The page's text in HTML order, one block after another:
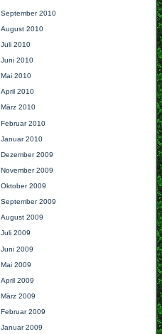
September 2010
August 2010
Juli 2010
Juni 2010
Mai 2010
April 2010
März 2010
Februar 2010
Januar 2010
Dezember 2009
November 2009
Oktober 2009
September 2009
August 2009
Juli 2009
Juni 2009
Mai 2009
April 2009
März 2009
Februar 2009
Januar 2009